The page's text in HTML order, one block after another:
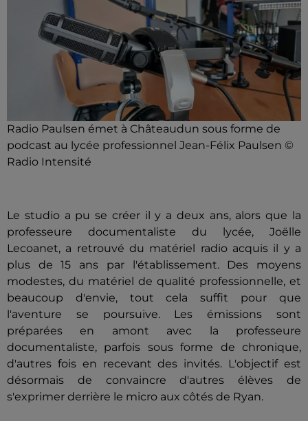
Radio Paulsen émet à Châteaudun sous forme de
podcast au lycée professionnel Jean-Félix Paulsen ©
Radio Intensité
Le studio a pu se créer il y a deux ans, alors que la
professeure documentaliste du lycée, Joëlle
Lecoanet, a retrouvé du matériel radio acquis il y a
plus de 15 ans par l'établissement. Des moyens
modestes, du matériel de qualité professionnelle, et
beaucoup d'envie, tout cela suffit pour que
l'aventure se poursuive. Les émissions sont
préparées en amont avec la professeure
documentaliste, parfois sous forme de chronique,
d'autres fois en recevant des invités. L'objectif est
désormais de convaincre d'autres élèves de
s'exprimer derrière le micro aux côtés de Ryan.